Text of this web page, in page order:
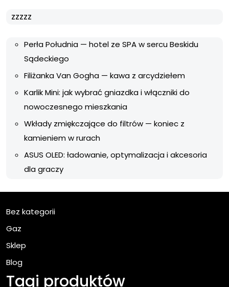
zzzzz
Perła Południa — hotel ze SPA w sercu Beskidu
Sądeckiego
Filiżanka Van Gogha — kawa z arcydziełem
Karlik Mini: jak wybrać gniazdka i włączniki do
nowoczesnego mieszkania
Wkłady zmiękczające do filtrów — koniec z
kamieniem w rurach
ASUS OLED: ładowanie, optymalizacja i akcesoria
dla graczy
Bez kategorii
Gaz
Sklep
Blog
Tagi produktów